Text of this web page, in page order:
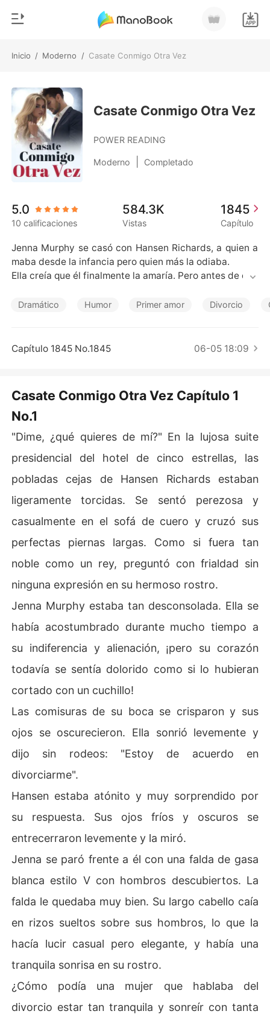
Inicio / Moderno / Casate Conmigo Otra Vez
Recargar
Historia
Salir
Instalar APP
Género
Moderno
Hombre Lobo
Cuentos
Urbano
Cuentos Cortos
Casate Conmigo Otra Vez
POWER READING
Moderno Completado
5.0
10 calificaciones
584.3K
Vistas
1845
Capítulo
Jenna Murphy se casó con Hansen Richards, a quien a
maba desde la infancia pero quien más la odiaba.
Ella creía que él finalmente la amaría. Pero antes de que
co se llevó a su padre y llevó a su madre a una situació
Para obtener los honorarios de la cirugía de su madre, J
Sin embargo, Jenna encontró algunas pistas que mostra
ban que el accidente automovilístico que arruinó a su f
Dramático Humor Primer amor Divorcio
Capítulo 1845 No.1845 06-05 18:09
Casate Conmigo Otra Vez Capítulo 1
No.1
"Dime, ¿qué quieres de mí?" En la lujosa suite
presidencial del hotel de cinco estrellas, las
pobladas cejas de Hansen Richards estaban
ligeramente torcidas. Se sentó perezosa y
casualmente en el sofá de cuero y cruzó sus
perfectas piernas largas. Como si fuera tan
noble como un rey, preguntó con frialdad sin
ninguna expresión en su hermoso rostro.
Jenna Murphy estaba tan desconsolada. Ella se
había acostumbrado durante mucho tiempo a
su indiferencia y alienación, ¡pero su corazón
todavía se sentía dolorido como si lo hubieran
cortado con un cuchillo!
Las comisuras de su boca se crisparon y sus
ojos se oscurecieron. Ella sonrió levemente y
dijo sin rodeos: "Estoy de acuerdo en
divorciarme".
Hansen estaba atónito y muy sorprendido por
su respuesta. Sus ojos fríos y oscuros se
entrecerraron levemente y la miró.
Jenna se paró frente a él con una falda de gasa
blanca estilo V con hombros descubiertos. La
falda le quedaba muy bien. Su largo cabello caía
en rizos sueltos sobre sus hombros, lo que la
hacía lucir casual pero elegante, y había una
tranquila sonrisa en su rostro.
¿Cómo podía una mujer que hablaba del
divorcio estar tan tranquila y sonreír con tanta